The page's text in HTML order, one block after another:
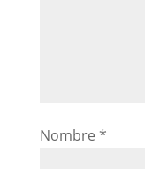
Nombre *